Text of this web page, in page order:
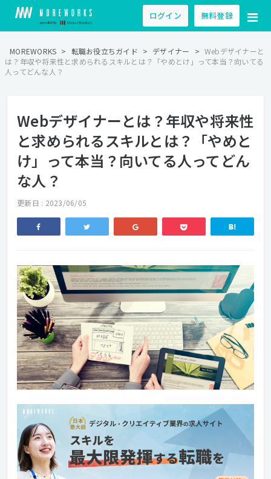
ログイン 無料登録
MOREWORKS > 転職お役立ちガイド > デザイナー > Webデザイナーと
は？年収や将来性と求められるスキルとは？「やめとけ」って本当？向いてる
人ってどんな人？
Webデザイナーとは？年収や将来性
と求められるスキルとは？「やめと
け」って本当？向いてる人ってどん
な人？
更新日 : 2023/06/05